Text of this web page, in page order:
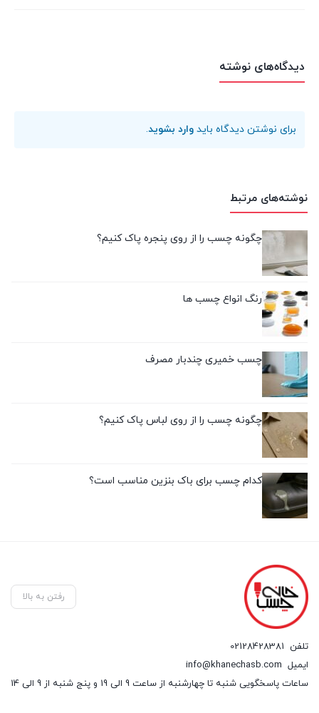
نوشته‌های مرتبط
چگونه چسب را از روی پنجره پاک کنیم؟
رنگ انواع چسب ها
چسب خمیری چندبار مصرف
چگونه چسب را از روی لباس پاک کنیم؟
کدام چسب برای باک بنزین مناسب است؟
دیدگاه‌های نوشته
برای نوشتن دیدگاه باید وارد بشوید.
رفتن به بالا
تلفن 02128428381
ایمیل info@khanechasb.com
ساعات پاسخگویی شنبه تا چهارشنبه از ساعت 9 الی 19 و پنج شنبه از 9 الی 14